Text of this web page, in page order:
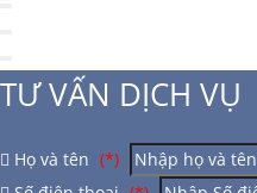
TƯ VẤN DỊCH VỤ
Họ và tên (*)